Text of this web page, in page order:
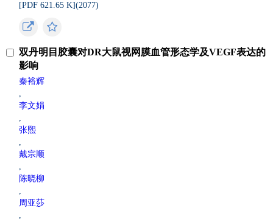
[PDF 621.65 K](2077)
双丹明目胶囊对DR大鼠视网膜血管形态学及VEGF表达的
影响
秦裕辉
,
李文娟
,
张熙
,
戴宗顺
,
陈晓柳
,
周亚莎
,